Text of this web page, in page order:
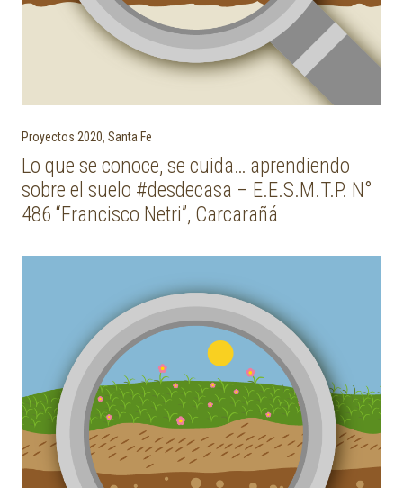
Proyectos 2020 Santa Fe
Lo que se conoce, se cuida… aprendiendo
sobre el suelo #desdecasa – E.E.S.M.T.P. N°
486 “Francisco Netri”, Carcarañá